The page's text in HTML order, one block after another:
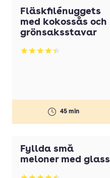
Fläskfilénuggets
med kokossås och
grönsaksstavar
Betyg: 4.33 av 5
45 min
Fyllda små
meloner med glass